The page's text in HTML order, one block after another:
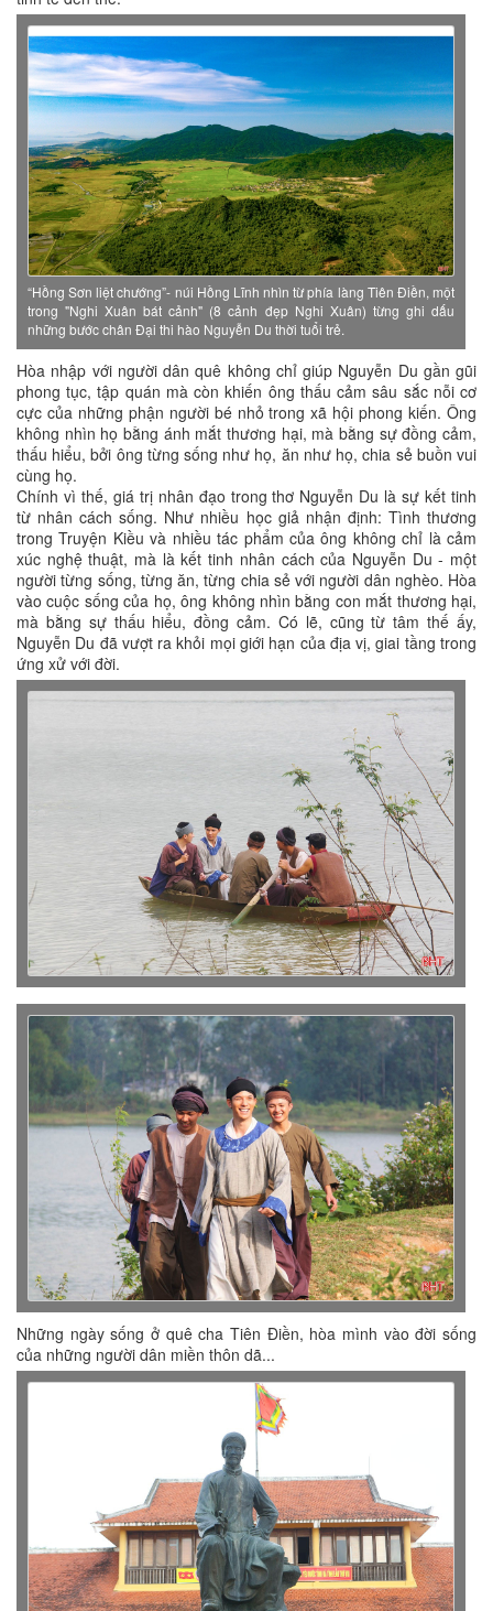
“Hồng Sơn liệt chướng”- núi Hồng Lĩnh nhìn từ phía làng Tiên Điền, một
trong "Nghi Xuân bát cảnh" (8 cảnh đẹp Nghi Xuân) từng ghi dấu
những bước chân Đại thi hào Nguyễn Du thời tuổi trẻ.
Hòa nhập với người dân quê không chỉ giúp Nguyễn Du gần gũi
phong tục, tập quán mà còn khiến ông thấu cảm sâu sắc nỗi cơ
cực của những phận người bé nhỏ trong xã hội phong kiến. Ông
không nhìn họ bằng ánh mắt thương hại, mà bằng sự đồng cảm,
thấu hiểu, bởi ông từng sống như họ, ăn như họ, chia sẻ buồn vui
cùng họ.
Chính vì thế, giá trị nhân đạo trong thơ Nguyễn Du là sự kết tinh
từ nhân cách sống. Như nhiều học giả nhận định: Tình thương
trong Truyện Kiều và nhiều tác phẩm của ông không chỉ là cảm
xúc nghệ thuật, mà là kết tinh nhân cách của Nguyễn Du - một
người từng sống, từng ăn, từng chia sẻ với người dân nghèo. Hòa
vào cuộc sống của họ, ông không nhìn bằng con mắt thương hại,
mà bằng sự thấu hiểu, đồng cảm. Có lẽ, cũng từ tâm thế ấy,
Nguyễn Du đã vượt ra khỏi mọi giới hạn của địa vị, giai tầng trong
ứng xử với đời.
Những ngày sống ở quê cha Tiên Điền, hòa mình vào đời sống
của những người dân miền thôn dã...